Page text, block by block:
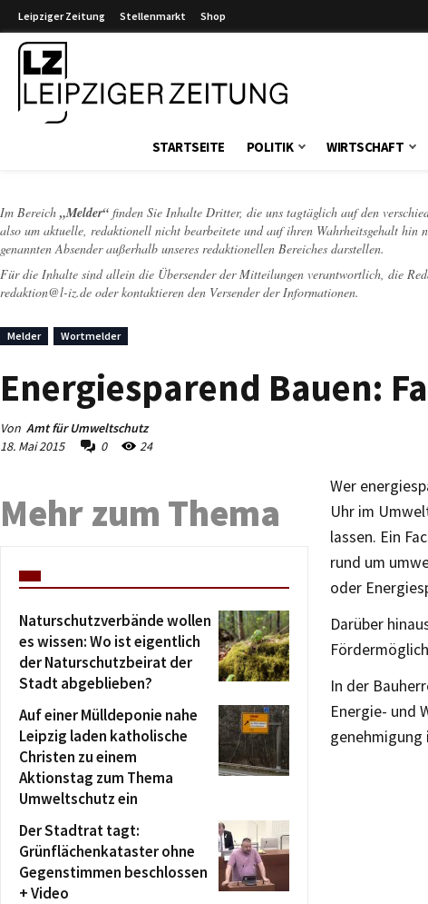
Leipziger Zeitung Stellenmarkt Shop
STARTSEITE POLITIK WIRTSCHAFT
Im Bereich „Melder“ finden Sie Inhalte Dritter, die uns tagtäglich auf den
also um aktuelle, redaktionell nicht bearbeitete und auf ihren Wahrheitsgehalt
genannten Absender außerhalb unseres redaktionellen Bereiches darstellen.
Für die Inhalte sind allein die Übersender der Mitteilungen verantwortlich, die
redaktion@l-iz.de oder kontaktieren den Versender der Informationen.
Melder Wortmelder
Energiesparend Bauen:
Von Amt für Umweltschutz
18. Mai 2015
0 24
Wer
Uhr im
lassen. Ein
rund um
oder
Darüber
In der
Energie- und
Mehr zum Thema
Naturschutzverbände wollen
es wissen: Wo ist eigentlich
der Naturschutzbeirat der
Stadt abgeblieben?
Auf einer Mülldeponie nahe
Leipzig laden katholische
Christen zu einem
Aktionstag zum Thema
Umweltschutz ein
Der Stadtrat tagt:
Grünflächenkataster ohne
Gegenstimmen beschlossen
+ Video